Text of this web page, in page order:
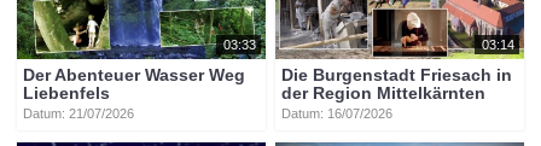
03:33
Der Abenteuer Wasser Weg
Liebenfels
Datum: 21/07/2026
03:14
Die Burgenstadt Friesach in
der Region Mittelkärnten
Datum: 16/07/2026